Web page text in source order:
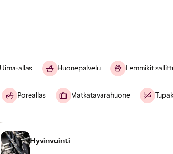
Uima-allas Huonepalvelu Lemmikit
Poreallas Matkatavarahuone
Hyvinvointi